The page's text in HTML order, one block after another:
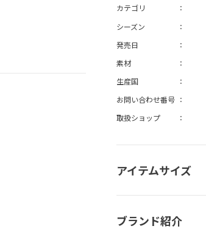
カテゴリ
シーズン
発売日
素材
生産国
お問い合わせ番号
取扱ショップ
アイテムサイズ
ブランド紹介